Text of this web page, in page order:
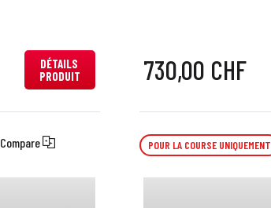
DÉTAILS
PRODUIT
730,00 CHF
Compare POUR LA COURSE UNIQUEMENT